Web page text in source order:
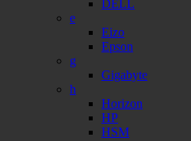
DELL
e
Eizo
Epson
g
Gigabyte
h
Horizon
HP
HSM